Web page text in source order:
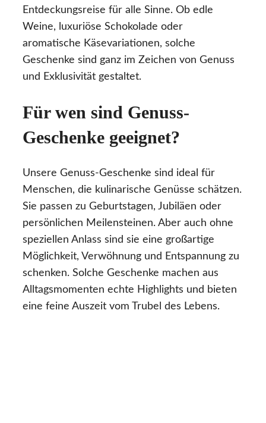
Entdeckungsreise für alle Sinne. Ob edle
Weine, luxuriöse Schokolade oder
aromatische Käsevariationen, solche
Geschenke sind ganz im Zeichen von Genuss
und Exklusivität gestaltet.
Für wen sind Genuss-
Geschenke geeignet?
Unsere Genuss-Geschenke sind ideal für
Menschen, die kulinarische Genüsse schätzen.
Sie passen zu Geburtstagen, Jubiläen oder
persönlichen Meilensteinen. Aber auch ohne
speziellen Anlass sind sie eine großartige
Möglichkeit, Verwöhnung und Entspannung zu
schenken. Solche Geschenke machen aus
Alltagsmomenten echte Highlights und bieten
eine feine Auszeit vom Trubel des Lebens.